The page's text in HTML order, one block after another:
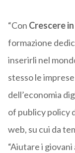
“Con Crescere
formazione
inserirli nel
stesso le
dell’economia
of publicy policy
web, su cui da
“Aiutare i